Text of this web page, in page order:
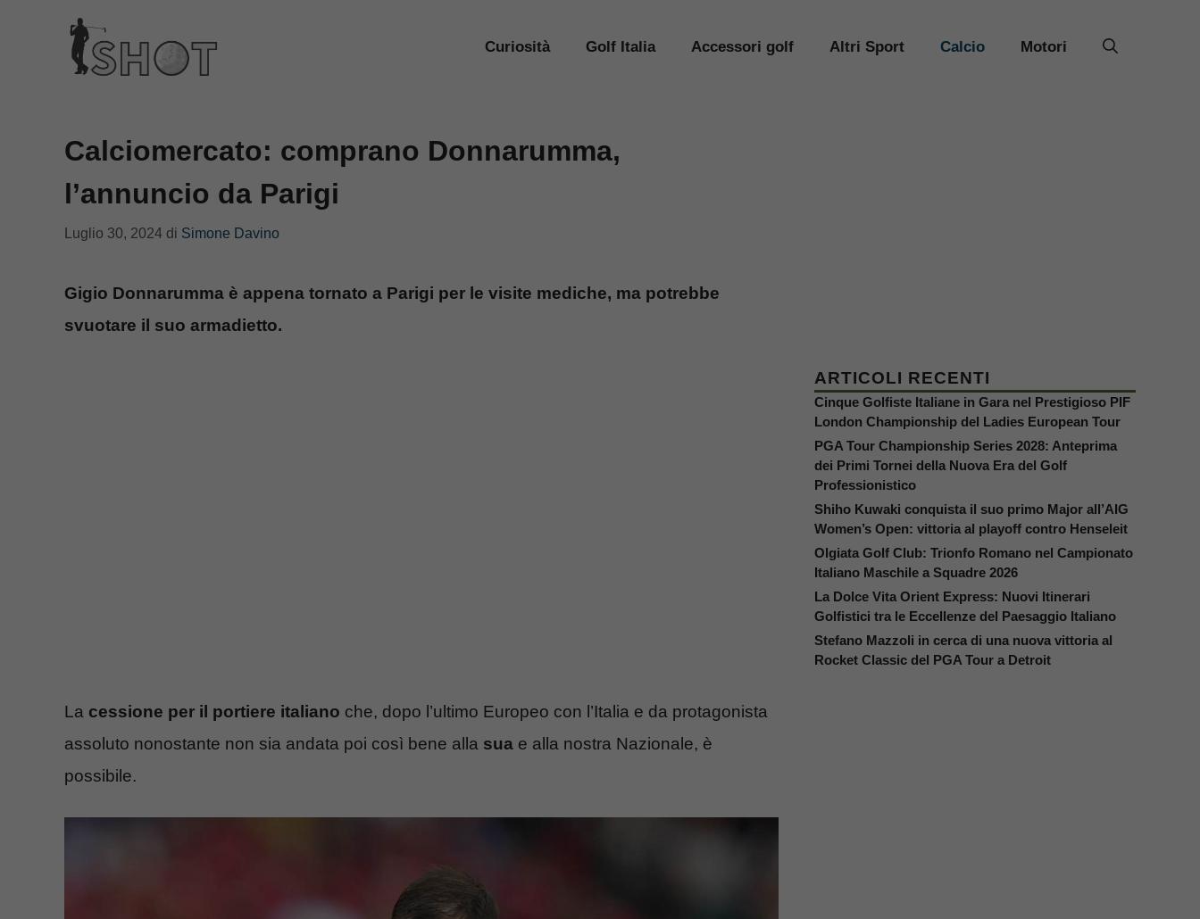
contenuto
Curiosità Golf Italia Accessori golf Altri Sport Calcio Motori
Calciomercato: comprano Donnarumma,
l’annuncio da Parigi
Luglio 30, 2024 di Simone Davino
Gigio Donnarumma è appena tornato a Parigi per le visite mediche, ma potrebbe
svuotare il suo armadietto.
La cessione per il portiere italiano che, dopo l’ultimo Europeo con l’Italia e da protagonista
assoluto nonostante non sia andata poi così bene alla sua e alla nostra Nazionale, è
possibile.
ARTICOLI RECENTI
Cinque Golfiste Italiane in Gara nel Prestigioso PIF
London Championship del Ladies European Tour
PGA Tour Championship Series 2028: Anteprima
dei Primi Tornei della Nuova Era del Golf
Professionistico
Shiho Kuwaki conquista il suo primo Major all’AIG
Women’s Open: vittoria al playoff contro Henseleit
Olgiata Golf Club: Trionfo Romano nel Campionato
Italiano Maschile a Squadre 2026
La Dolce Vita Orient Express: Nuovi Itinerari
Golfistici tra le Eccellenze del Paesaggio Italiano
Stefano Mazzoli in cerca di una nuova vittoria al
Rocket Classic del PGA Tour a Detroit